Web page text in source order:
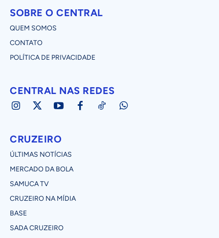
SOBRE O CENTRAL
QUEM SOMOS
CONTATO
POLÍTICA DE PRIVACIDADE
CENTRAL NAS REDES
CRUZEIRO
ÚLTIMAS NOTÍCIAS
MERCADO DA BOLA
SAMUCA TV
CRUZEIRO NA MÍDIA
BASE
SADA CRUZEIRO